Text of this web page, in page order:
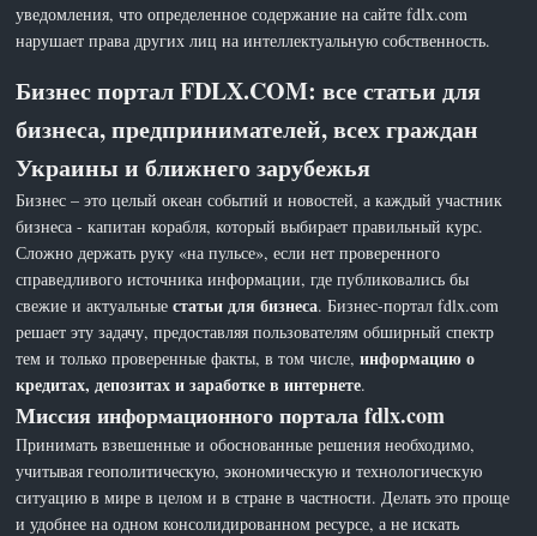
уведомления, что определенное содержание на сайте fdlx.com
нарушает права других лиц на интеллектуальную собственность.
Бизнес портал FDLX.COM: все статьи для
бизнеса, предпринимателей, всех граждан
Украины и ближнего зарубежья
Бизнес – это целый океан событий и новостей, а каждый участник
бизнеса - капитан корабля, который выбирает правильный курс.
Сложно держать руку «на пульсе», если нет проверенного
справедливого источника информации, где публиковались бы
свежие и актуальныестатьи для бизнеса. Бизнес-портал fdlx.com
решает эту задачу, предоставляя пользователям обширный спектр
тем и только проверенные факты, в том числе,информацию о
кредитах, депозитах и заработке в интернете.
Миссия информационного портала fdlx.com
Принимать взвешенные и обоснованные решения необходимо,
учитывая геополитическую, экономическую и технологическую
ситуацию в мире в целом и в стране в частности. Делать это проще
и удобнее на одном консолидированном ресурсе, а не искать